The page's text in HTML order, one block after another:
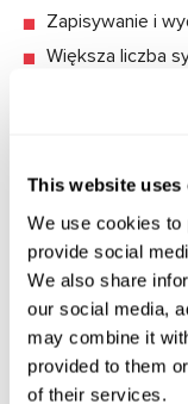
This website uses
We use cookies to
provide social
We also share
our social media,
may combine it
provided to them
of their services.
Zapisywanie i
Większa liczba
zapobiegają
Specyfikacje
Napięcie
Pobór mocy, kW
Aktualizacja